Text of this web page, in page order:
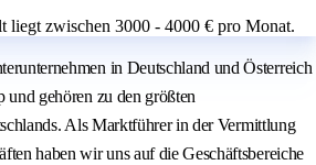
liegt zwischen 3000 - 4000 € pro Monat.
in Deutschland und Österreich
gehören zu den größten
Als Marktführer in der Vermittlung
haben wir uns auf die Geschäftsbereiche